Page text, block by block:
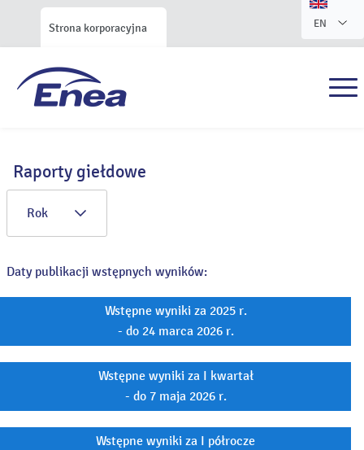
Strona korporacyjna EN
Raporty giełdowe
Rok
Daty publikacji wstępnych wyników:
Wstępne wyniki za 2025 r.
- do 24 marca 2026 r.
Wstępne wyniki za I kwartał
- do 7 maja 2026 r.
Wstępne wyniki za I półrocze